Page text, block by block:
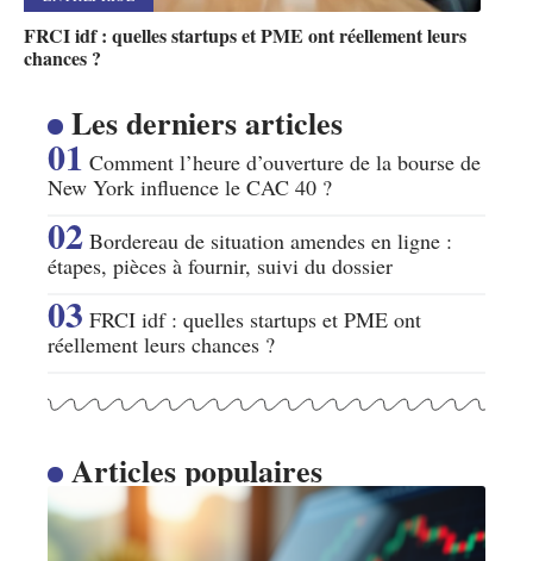
FRCI idf : quelles startups et PME ont réellement leurs
chances ?
Les derniers articles
Comment l’heure d’ouverture de la bourse de
New York influence le CAC 40 ?
Bordereau de situation amendes en ligne :
étapes, pièces à fournir, suivi du dossier
FRCI idf : quelles startups et PME ont
réellement leurs chances ?
Articles populaires